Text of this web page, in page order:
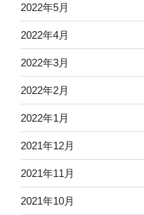
2022年5月
2022年4月
2022年3月
2022年2月
2022年1月
2021年12月
2021年11月
2021年10月